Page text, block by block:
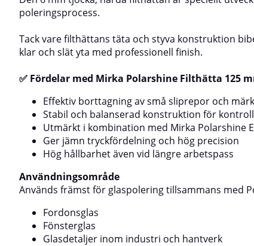
kombination med Polarshine® E3 för optimalt
resultatAnvändningsområdeGlaspolering vid
Polarshine® E3Avlägsnande av mindre sliprepor för
en klar och högblank
glasfinishSpecifikationerDiameter: 77 mmTjocklek: 6
Polarshine® filthätta 77 mm får du ett pålitligt
precision och professionella resultat varje gång.
tillsammans
poleringsprocess.
Tack vare filthättans täta och styva konstruktion
klar och slät yta med professionell finish.
✅ Fördelar med Mirka Polarshine Filthätta 125
Effektiv borttagning av små sliprepor och
Stabil och balanserad konstruktion för
Utmärkt i kombination med Mirka Polarshine
Ger jämn tryckfördelning och hög precision
Hög hållbarhet även vid längre arbetspass
Användningsområde
Används främst för glaspolering tillsammans med
Fordonsglas
Fönsterglas
Glasdetaljer inom industri och hantverk